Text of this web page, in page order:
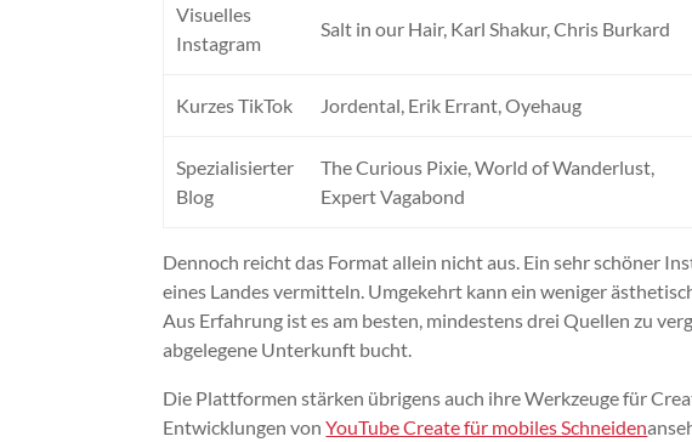
Visuelles
Instagram
Salt in our Hair, Karl Shakur, Chris Burkard
Kurzes TikTok Jordental, Erik Errant, Oyehaug
Spezialisierter
Blog
The Curious Pixie, World of Wanderlust,
Expert Vagabond
Dennoch reicht das Format allein nicht aus. Ein sehr schöner
eines Landes vermitteln. Umgekehrt kann ein weniger
Aus Erfahrung ist es am besten, mindestens drei Quellen zu
abgelegene Unterkunft bucht.
Die Plattformen stärken übrigens auch ihre Werkzeuge für
Entwicklungen vonYouTube Create für mobiles Schneiden